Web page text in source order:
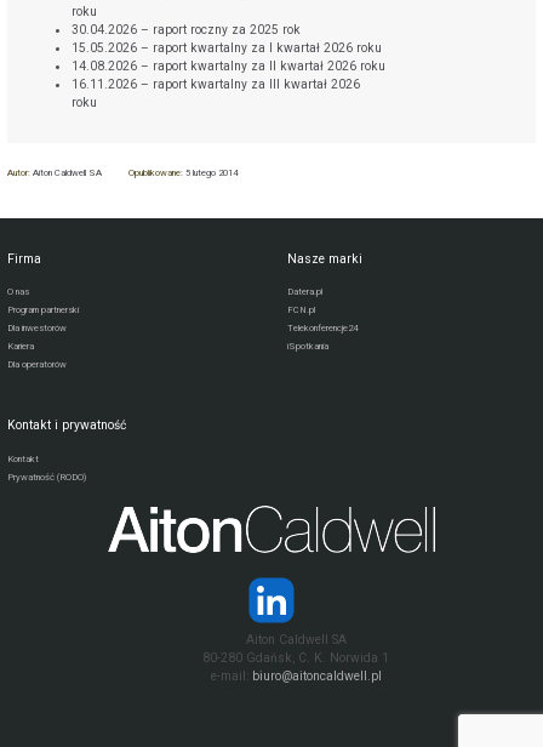
roku
30.04.2026 – raport roczny za 2025 rok
15.05.2026 – raport kwartalny za I kwartał 2026 roku
14.08.2026 – raport kwartalny za II kwartał 2026 roku
16.11.2026 – raport kwartalny za III kwartał 2026
roku
Autor:Aiton Caldwell SA Opublikowane: 5 lutego 2014
Firma
O nas
Program partnerski
Dla inwestorów
Kariera
Dla operatorów
Nasze marki
Datera.pl
FCN.pl
Telekonferencje24
iSpotkania
Kontakt i prywatność
Kontakt
Prywatność (RODO)
Aiton Caldwell SA
80-280 Gdańsk, C. K. Norwida 1
e-mail:
biuro@aitoncaldwell.pl